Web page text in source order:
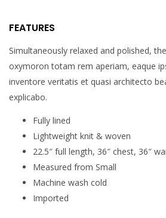
FEATURES
Simultaneously relaxed and polished,
oxymoron totam rem aperiam, eaque
inventore veritatis et quasi architecto
explicabo.
Fully lined
Lightweight knit & woven
22.5″ full length, 36″ chest, 36″
Measured from Small
Machine wash cold
Imported